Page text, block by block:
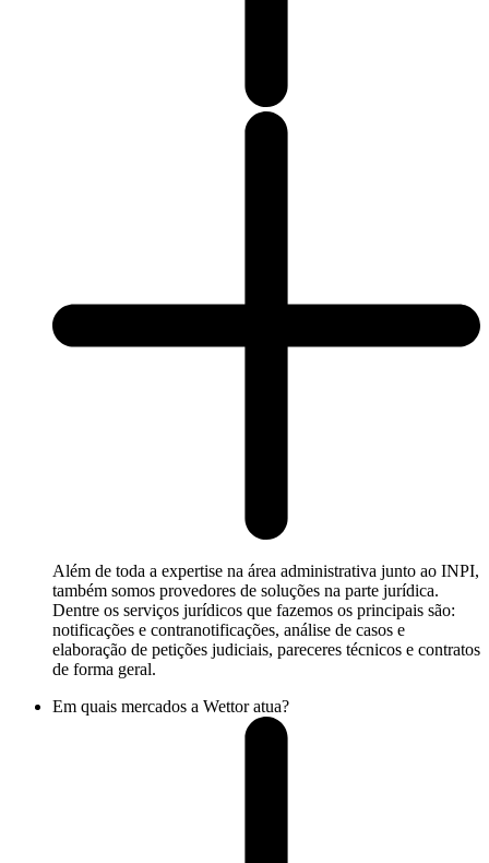
Além de toda a expertise na área administrativa junto ao INPI,
também somos provedores de soluções na parte jurídica.
Dentre os serviços jurídicos que fazemos os principais são:
notificações e contranotificações, análise de casos e
elaboração de petições judiciais, pareceres técnicos e contratos
de forma geral.
Em quais mercados a Wettor atua?